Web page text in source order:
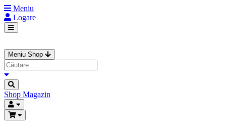
Meniu
Logare
Meniu Shop
Shop Magazin